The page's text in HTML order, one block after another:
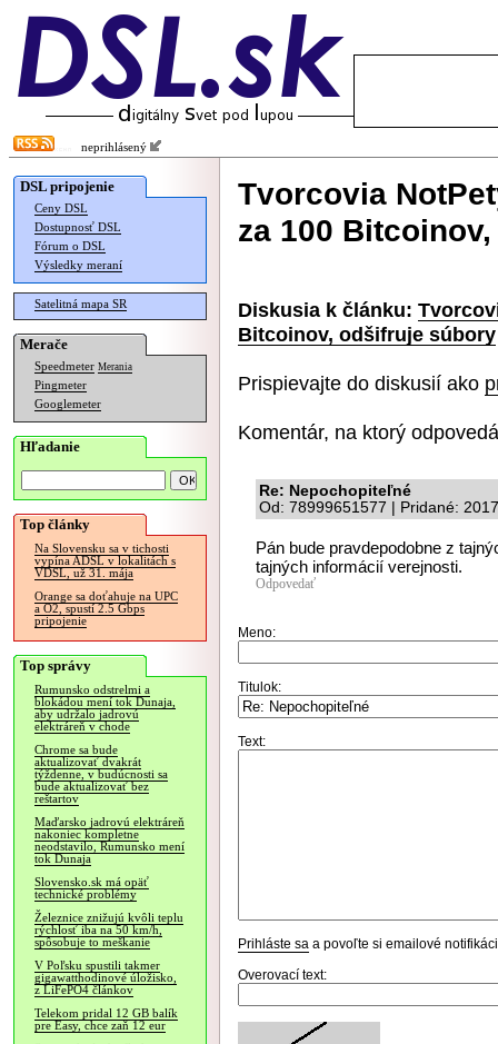
neprihlásený
DSL pripojenie
Ceny DSL
Dostupnosť DSL
Fórum o DSL
Výsledky meraní
Satelitná mapa SR
Merače
Speedmeter Merania
Pingmeter
Googlemeter
Hľadanie
Top články
Na Slovensku sa v tichosti
vypína ADSL v lokalitách s
VDSL, už 31. mája
Orange sa doťahuje na UPC
a O2, spustí 2.5 Gbps
pripojenie
Top správy
Rumunsko odstrelmi a
blokádou mení tok Dunaja,
aby udržalo jadrovú
elektráreň v chode
Chrome sa bude
aktualizovať dvakrát
týždenne, v budúcnosti sa
bude aktualizovať bez
reštartov
Maďarsko jadrovú elektráreň
nakoniec kompletne
neodstavilo, Rumunsko mení
tok Dunaja
Slovensko.sk má opäť
technické problémy
Železnice znižujú kvôli teplu
rýchlosť iba na 50 km/h,
spôsobuje to meškanie
V Poľsku spustili takmer
gigawatthodinové úložisko,
z LiFePO4 článkov
Telekom pridal 12 GB balík
pre Easy, chce zaň 12 eur
Tvorcovia
za 100
Diskusia k článku:
Bitcoinov, odšifruje súbory
Prispievajte do diskusií ako
Komentár, na ktorý
Re: Nepochopiteľné
Od: 78999651577 | Pridané:
Pán bude pravdepodobne z
tajných informácií verejnosti.
Odpovedať
Meno:
Titulok:
Text:
Prihláste sa a povoľte si emailové
Overovací text: